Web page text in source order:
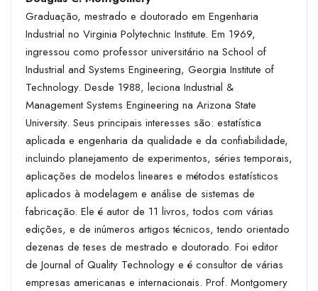
Graduação, mestrado e doutorado em Engenharia
Industrial no Virginia Polytechnic Institute. Em 1969,
ingressou como professor universitário na School of
Industrial and Systems Engineering, Georgia Institute of
Technology. Desde 1988, leciona Industrial &
Management Systems Engineering na Arizona State
University. Seus principais interesses são: estatística
aplicada e engenharia da qualidade e da confiabilidade,
incluindo planejamento de experimentos, séries temporais,
aplicações de modelos lineares e métodos estatísticos
aplicados à modelagem e análise de sistemas de
fabricação. Ele é autor de 11 livros, todos com várias
edições, e de inúmeros artigos técnicos, tendo orientado
dezenas de teses de mestrado e doutorado. Foi editor
de Journal of Quality Technology e é consultor de várias
empresas americanas e internacionais. Prof. Montgomery